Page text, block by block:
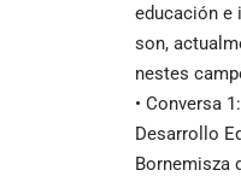
educación e
son,
nestes
• Conversa
Desarrollo
Bornemisza